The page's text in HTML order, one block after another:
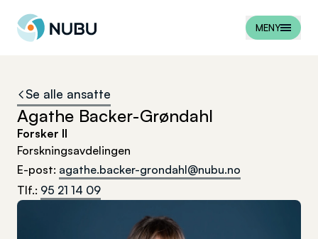
Til forsiden
MENY
Se alle ansatte
Agathe Backer-Grøndahl
Forsker II
Forskningsavdelingen
E-post: agathe.backer-grondahl@nubu.no
Tlf.: 95 21 14 09